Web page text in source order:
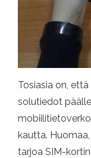
Tosiasia on,
solutiedot
kautta.
tarjoa SIM-